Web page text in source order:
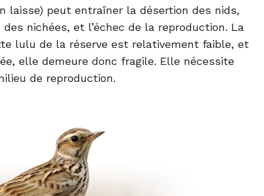
laisse) peut entraîner la désertion des nids,
nichées, et l’échec de la reproduction. La
lulu de la réserve est relativement faible, et
elle demeure donc fragile. Elle nécessite
de reproduction.